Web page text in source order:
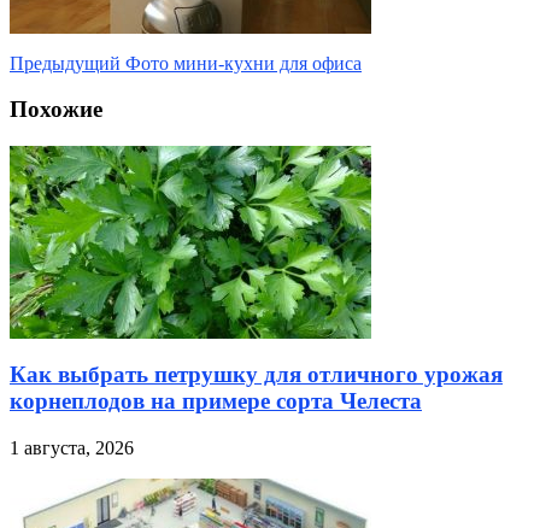
Предыдущий Фото мини-кухни для офиса
Похожие
Как выбрать петрушку для отличного урожая
корнеплодов на примере сорта Челеста
1 августа, 2026